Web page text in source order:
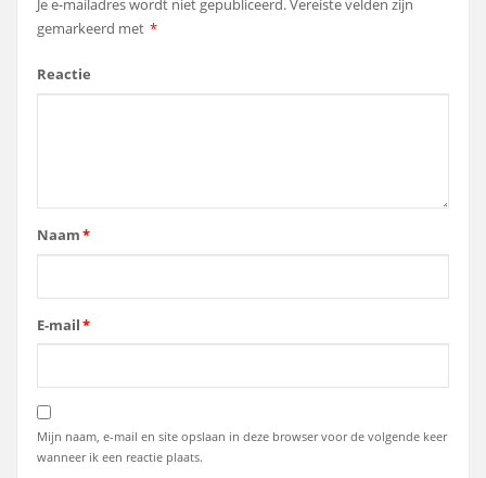
Je e-mailadres wordt niet gepubliceerd.Vereiste velden zijn
gemarkeerd met *
Reactie
Naam*
E-mail*
Mijn naam, e-mail en site opslaan in deze browser voor de volgende keer
wanneer ik een reactie plaats.